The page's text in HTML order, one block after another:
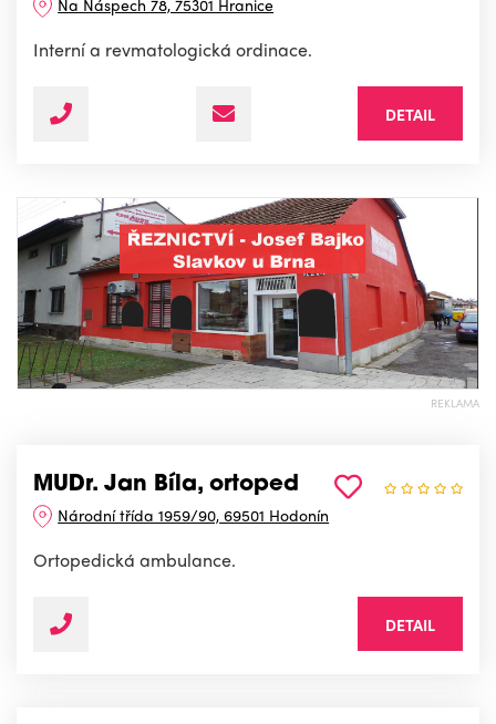
Interní a revmatologická ordinace.
DETAIL
REKLAMA
MUDr. Jan Bíla, ortoped
Národní třída 1959/90, 69501 Hodonín
Ortopedická ambulance.
DETAIL